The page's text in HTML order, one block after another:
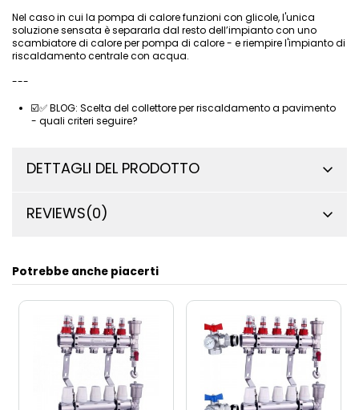
Nel caso in cui la pompa di calore funzioni con glicole, l'unica
soluzione sensata è separarla dal resto dell’impiantocon uno
scambiatore di calore per pompa di calore- e riempire l'impianto di
riscaldamento centrale con acqua.
---
☑️✅BLOG: Scelta del collettore per riscaldamento a pavimento
- quali criteri seguire?
DETTAGLI DEL PRODOTTO
REVIEWS(0)
Potrebbe anche piacerti